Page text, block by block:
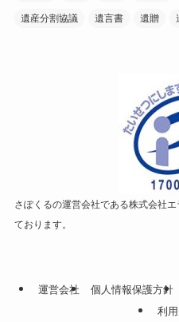
遺産分割協議 遺言書 遺贈
さぽくるの運営会社である株式会社
ております。
運営会社 個人情報保護方針
利